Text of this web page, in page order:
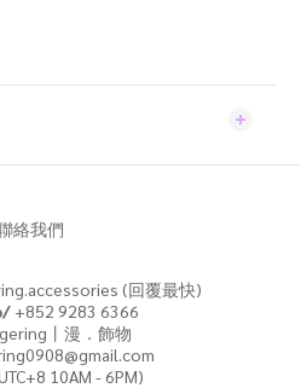
絡我們
(回覆最快)
+852 9283 6366
丨漫．飾物
10AM - 6PM)